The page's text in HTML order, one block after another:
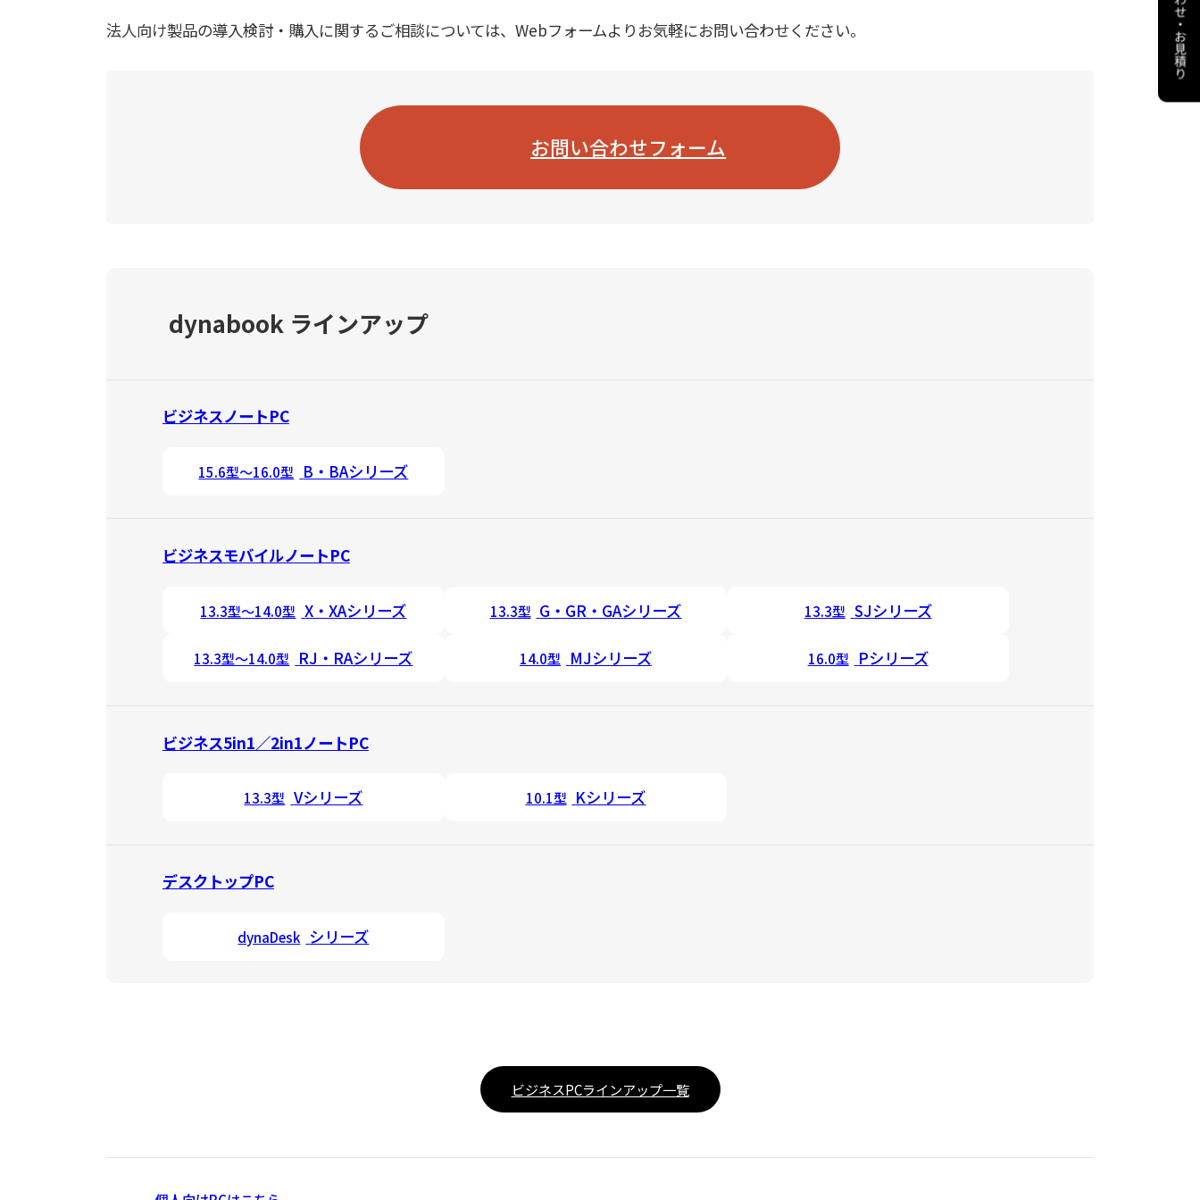
法人向け製品の導入検討・購入に関するご相談については、Webフォームよりお気軽にお問い合わせください。
お問い合わせフォーム
dynabook ラインアップ
ビジネスノートPC
15.6型～16.0型 B・BAシリーズ
ビジネスモバイルノートPC
13.3型～14.0型 X・XAシリーズ 13.3型 G・GR・GAシリーズ 13.3型 SJシリーズ
13.3型～14.0型 RJ・RAシリーズ 14.0型 MJシリーズ 16.0型 Pシリーズ
ビジネス5in1／2in1ノートPC
13.3型 Vシリーズ 10.1型 Kシリーズ
デスクトップPC
dynaDesk シリーズ
ビジネスPCラインアップ一覧